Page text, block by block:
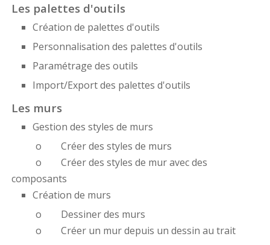
Les palettes d'outils
Création de palettes d'outils
Personnalisation des palettes d'outils
Paramétrage des outils
Import/Export des palettes d'outils
Les murs
Gestion des styles de murs
o Créer des styles de murs
o Créer des styles de mur avec des
composants
Création de murs
o Dessiner des murs
o Créer un mur depuis un dessin au trait